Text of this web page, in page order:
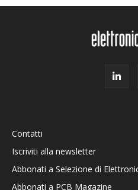
Contatti
Iscriviti alla newsletter
Abbonati a Selezione di
Abbonati a PCB Magazine